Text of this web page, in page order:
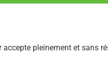
accepte pleinement et sans